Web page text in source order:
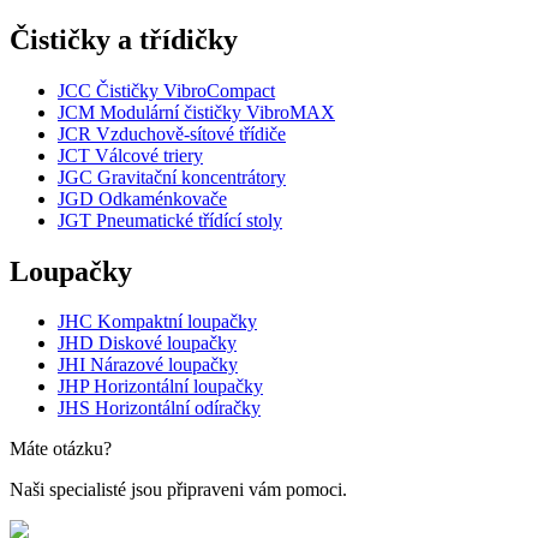
Čističky a třídičky
JCC Čističky VibroCompact
JCM Modulární čističky VibroMAX
JCR Vzduchově-sítové třídiče
JCT Válcové triery
JGC Gravitační koncentrátory
JGD Odkaménkovače
JGT Pneumatické třídící stoly
Loupačky
JHC Kompaktní loupačky
JHD Diskové loupačky
JHI Nárazové loupačky
JHP Horizontální loupačky
JHS Horizontální odíračky
Máte otázku?
Naši specialisté jsou připraveni vám pomoci.